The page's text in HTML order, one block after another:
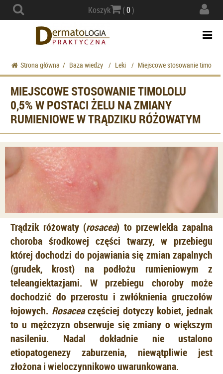
Koszyk (0)
Strona główna / Baza wiedzy / Leki / Miejscowe stosowanie
MIEJSCOWE STOSOWANIE TIMOLOLU
0,5% W POSTACI ŻELU NA ZMIANY
RUMIENIOWE W TRĄDZIKU RÓŻOWATYM
Trądzik różowaty (rosacea) to przewlekła zapalna
choroba środkowej części twarzy, w przebiegu
której dochodzi do pojawiania się zmian zapalnych
(grudek, krost) na podłożu rumieniowym z
teleangiektazjami. W przebiegu choroby może
dochodzić do przerostu i zwłóknienia gruczołów
łojowych. Rosaceaczęściej dotyczy kobiet, jednak
to u mężczyzn obserwuje się zmiany o większym
nasileniu. Nadal dokładnie nie ustalono
etiopatogenezy zaburzenia, niewątpliwie jest
złożona i wieloczynnikowo uwarunkowana.